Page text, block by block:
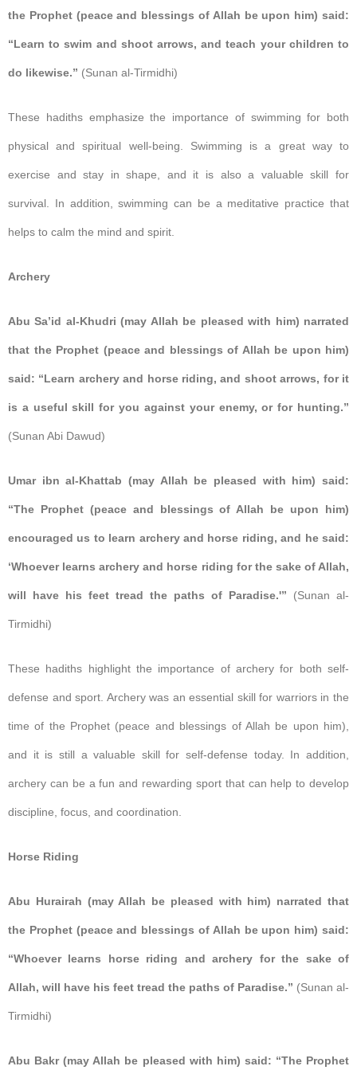
the Prophet (peace and blessings of Allah be upon him) said:
“Learn to swim and shoot arrows, and teach your children to
do likewise.” (Sunan al-Tirmidhi)
These hadiths emphasize the importance of swimming for both
physical and spiritual well-being. Swimming is a great way to
exercise and stay in shape, and it is also a valuable skill for
survival. In addition, swimming can be a meditative practice that
helps to calm the mind and spirit.
Archery
Abu Sa’id al-Khudri (may Allah be pleased with him) narrated
that the Prophet (peace and blessings of Allah be upon him)
said: “Learn archery and horse riding, and shoot arrows, for it
is a useful skill for you against your enemy, or for hunting.”
(Sunan Abi Dawud)
Umar ibn al-Khattab (may Allah be pleased with him) said:
“The Prophet (peace and blessings of Allah be upon him)
encouraged us to learn archery and horse riding, and he said:
‘Whoever learns archery and horse riding for the sake of Allah,
will have his feet tread the paths of Paradise.'” (Sunan al-
Tirmidhi)
These hadiths highlight the importance of archery for both self-
defense and sport. Archery was an essential skill for warriors in the
time of the Prophet (peace and blessings of Allah be upon him),
and it is still a valuable skill for self-defense today. In addition,
archery can be a fun and rewarding sport that can help to develop
discipline, focus, and coordination.
Horse Riding
Abu Hurairah (may Allah be pleased with him) narrated that
the Prophet (peace and blessings of Allah be upon him) said:
“Whoeverlearns horse riding and archery for the sake of
Allah, will have his feet tread the paths of Paradise.” (Sunan al-
Tirmidhi)
Abu Bakr (may Allah be pleased with him) said: “The Prophet